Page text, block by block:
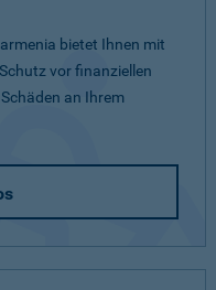
bietet Ihnen mit
vor finanziellen
an Ihrem